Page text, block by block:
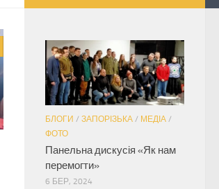
БЛОГИ / ЗАПОРІЗЬКА / МЕДІА /
ФОТО
Панельна дискусія «Як нам
перемогти»
6 БЕР, 2024